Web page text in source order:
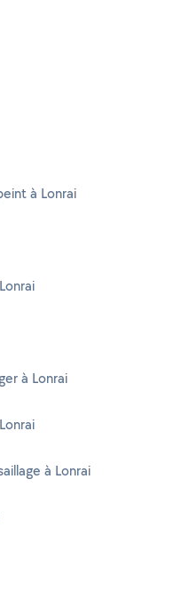
à Lonrai
à Lonrai
à Lonrai